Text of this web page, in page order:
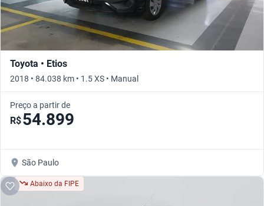
Toyota • Etios
2018 • 84.038 km • 1.5 XS • Manual
Preço a partir de
R$54.899
São Paulo
Abaixo da FIPE